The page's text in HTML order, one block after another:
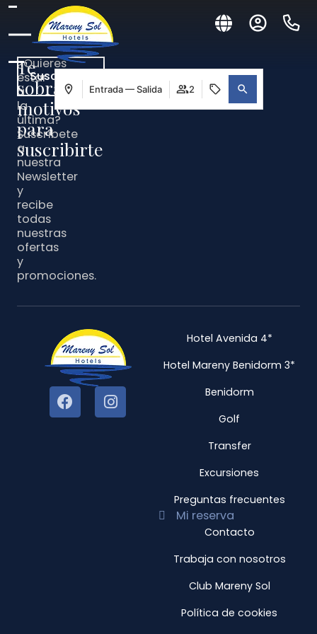
Entrada — Salida 2
Te
sobran
motivos
para
suscribirte
¿Quieres
estar
a
la
última?
Suscríbete
a
nuestra
Newsletter
y
recibe
todas
nuestras
ofertas
y
promociones.
Suscríbete
Hotel Avenida 4*
Hotel Mareny Benidorm 3*
Benidorm
Golf
Transfer
Excursiones
Preguntas frecuentes
Mi reserva
Contacto
Trabaja con nosotros
Club Mareny Sol
Política de cookies